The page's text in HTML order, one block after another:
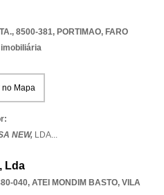
8500-381, PORTIMAO, FARO
no Mapa
NEW, LDA...
Lda
040, ATEI MONDIM BASTO, VILA